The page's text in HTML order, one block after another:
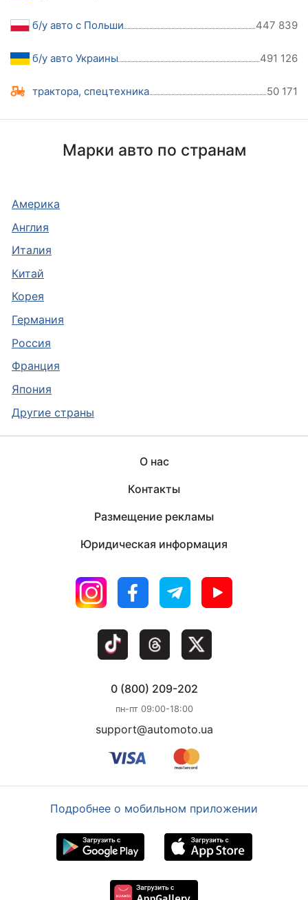
б/у авто с Польши 447 839
б/у авто Украины 491 126
трактора, спецтехника 50 171
Марки авто по странам
Америка
Англия
Италия
Китай
Корея
Германия
Россия
Франция
Япония
Другие страны
О нас
Контакты
Размещение рекламы
Юридическая информация
0 (800) 209-202
пн-пт 09:00-18:00
support@automoto.ua
Подробнее о мобильном приложении